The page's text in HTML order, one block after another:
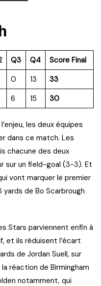
Q3 Q4
Score Final
0 13
33
6 15 30
les deux équipes
dans ce match. Les
chacune des deux
sur un field-goal (3-3). Et
vont marquer le premier
de Bo Scarbrough
Stars parviennent enfin à
et ils réduisent l’écart
de Jordan Suell, sur
réaction de Birmingham
notamment, qui